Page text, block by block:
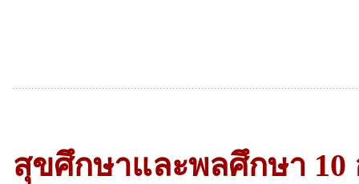
สุขศึกษาและพลศึกษา